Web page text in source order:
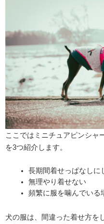
ここではミニチュアピンシャ
を3つ紹介します。
長期間着せっぱなしに
無理やり着せない
頻繁に服を噛んでいる
犬の服は、間違った着せ方を